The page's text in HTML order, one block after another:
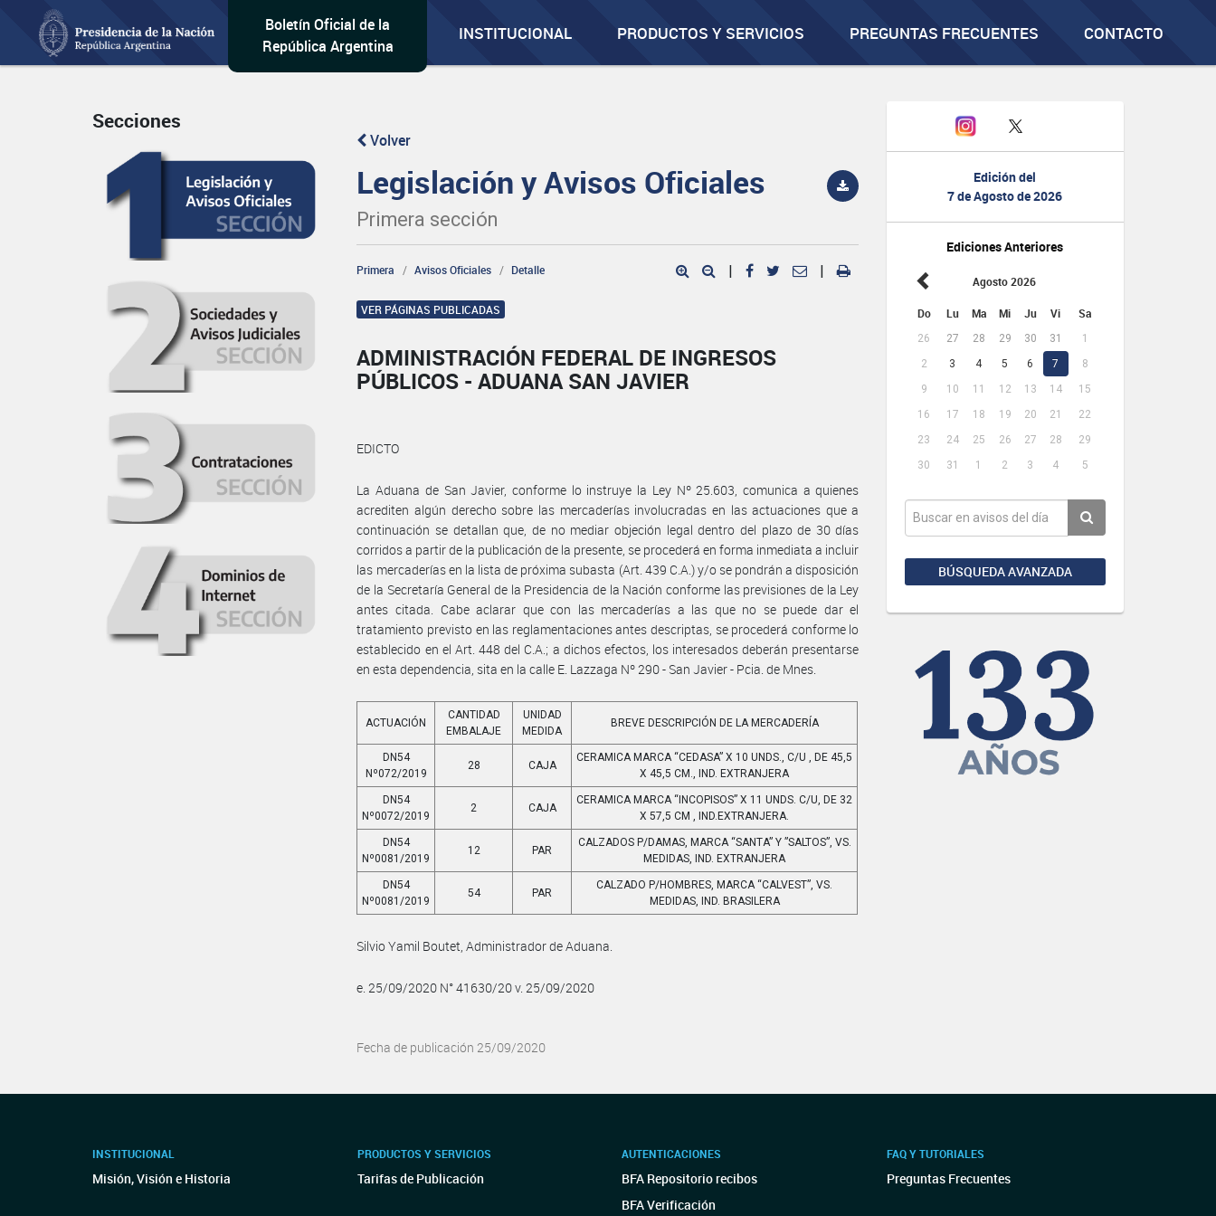
Boletín Oficial de la
República Argentina
INSTITUCIONAL PRODUCTOS Y SERVICIOS PREGUNTAS FRECUENTES CONTACTO
Edición del
7 de Agosto de 2026
Ediciones Anteriores
Agosto 2026
Do Lu Ma Mi Ju Vi Sa
26 27 28 29 30 31
1
2
3 4 5 6 7
8
9
10 11 12 13 14
15
16
17 18 19 20 21
22
23
24 25 26 27 28
29
30
31 1 2 3 4 5
BÚSQUEDA AVANZADA
Secciones
Volver
Legislación y Avisos Oficiales
Primera sección
Primera Avisos Oficiales Detalle | |
VER PÁGINAS PUBLICADAS
ADMINISTRACIÓN FEDERAL DE INGRESOS
PÚBLICOS - ADUANA SAN JAVIER
EDICTO
La Aduana de San Javier, conforme lo instruye la Ley Nº 25.603, comunica a quienes
acrediten algún derecho sobre las mercaderías involucradas en las actuaciones que a
continuación se detallan que, de no mediar objeción legal dentro del plazo de 30 días
corridos a partir de la publicación de la presente, se procederá en forma inmediata a incluir
las mercaderías en la lista de próxima subasta (Art. 439 C.A.) y/o se pondrán a disposición
de la Secretaría General de la Presidencia de la Nación conforme las previsiones de la Ley
antes citada. Cabe aclarar que con las mercaderías a las que no se puede dar el
tratamiento previsto en las reglamentaciones antes descriptas, se procederá conforme lo
establecido en el Art. 448 del C.A.; a dichos efectos, los interesados deberán presentarse
en esta dependencia, sita en la calle E. Lazzaga Nº 290 - San Javier - Pcia. de Mnes.
ACTUACIÓN
CANTIDAD
EMBALAJE
UNIDAD
MEDIDA
BREVE DESCRIPCIÓN DE LA MERCADERÍA
DN54
Nº072/2019
28 CAJA
CERAMICA MARCA “CEDASA” X 10 UNDS., C/U , DE 45,5
X 45,5 CM., IND. EXTRANJERA
DN54
Nº0072/2019
2 CAJA
CERAMICA MARCA “INCOPISOS” X 11 UNDS. C/U, DE 32
X 57,5 CM , IND.EXTRANJERA.
DN54
Nº0081/2019
12 PAR
CALZADOS P/DAMAS, MARCA “SANTA” Y ”SALTOS”, VS.
MEDIDAS, IND. EXTRANJERA
DN54
Nº0081/2019
54 PAR
CALZADO P/HOMBRES, MARCA “CALVEST”, VS.
MEDIDAS, IND. BRASILERA
Silvio Yamil Boutet, Administrador de Aduana.
e. 25/09/2020 N° 41630/20 v. 25/09/2020
Fecha de publicación 25/09/2020
INSTITUCIONAL
Misión, Visión e Historia
PRODUCTOS Y SERVICIOS
Tarifas de Publicación
AUTENTICACIONES
BFA Repositorio recibos
BFA Verificación
FAQ Y TUTORIALES
Preguntas Frecuentes